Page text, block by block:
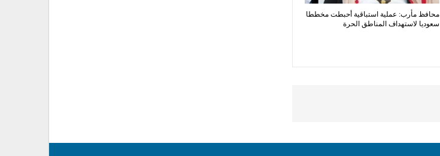
محافظ مأرب: عملية استباقية أحبطت مخططا
سعوديا لاستهداف المناطق الحرة